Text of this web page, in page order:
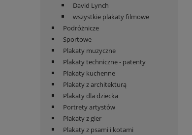
David Lynch
wszystkie plakaty filmowe
Podróżnicze
Sportowe
Plakaty muzyczne
Plakaty techniczne - patenty
Plakaty kuchenne
Plakaty z architekturą
Plakaty dla dziecka
Portrety artystów
Plakaty z gier
Plakaty z psami i kotami